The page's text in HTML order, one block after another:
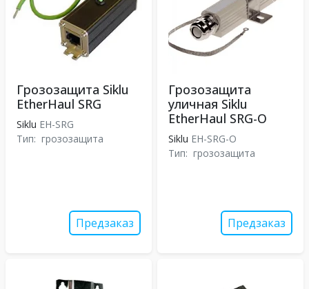
Грозозащита Siklu
EtherHaul SRG
Siklu EH-SRG
Тип: грозозащита
Предзаказ
Грозозащита
уличная Siklu
EtherHaul SRG-O
Siklu EH-SRG-O
Тип: грозозащита
Предзаказ